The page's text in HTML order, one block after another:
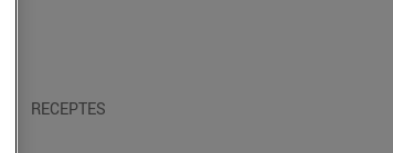
RECEPTES